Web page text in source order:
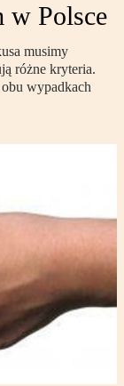
w Polsce
musimy
różne kryteria.
wypadkach